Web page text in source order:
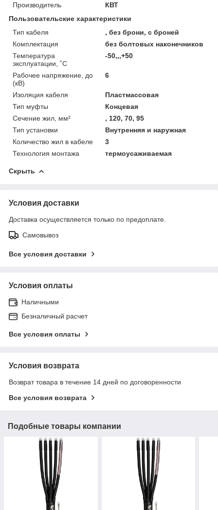
Производитель
КВТ
Пользовательские характеристики
Тип кабеля
, без брони, с броней
Комплектация
без болтовых наконечников
Температура
эксплуатации, ˚С
-50,,,+50
Рабочее напряжение, до
(кВ)
6
Изоляция кабеля
Пластмассовая
Тип муфты
Концевая
Сечение жил, мм²
, 120, 70, 95
Тип установки
Внутренняя и наружная
Количество жил в кабеле
3
Технология монтажа
термоусаживаемая
Скрыть
Условия доставки
Доставка осуществляется только по предоплате.
Самовывоз
Все условия доставки
Условия оплаты
Наличными
Безналичный расчет
Все условия оплаты
Условия возврата
Возврат товара в течение 14 дней по договоренности
Все условия возврата
Подобные товары компании